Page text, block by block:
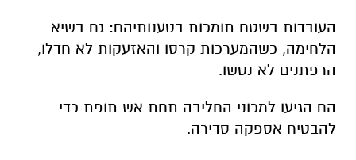
העובדות בשטח תומכות בטענותיהם: גם בשיא
הלחימה, כשהמערכות קרסו והאזעקות לא חדלו,
הרפתנים לא נטשו.
הם הגיעו למכוני החליבה תחת אש תופת כדי
להבטיח אספקה סדירה.